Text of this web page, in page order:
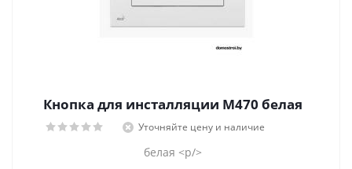
Кнопка для инсталляции M470 белая
Уточняйте цену и наличие
белая <p/>